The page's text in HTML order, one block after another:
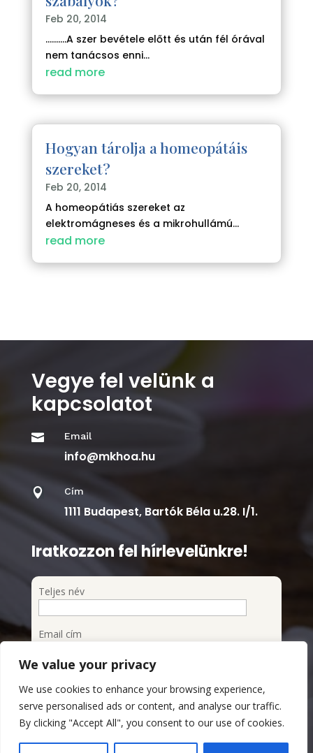
We value your privacy
We use cookies to enhance your browsing experience,
serve personalised ads or content, and analyse our traffic.
By clicking "Accept All", you consent to our use of cookies.
Feb 20, 2014
..........A szer bevétele előtt és után fél órával
nem tanácsos enni...
read more
Hogyan tárolja a homeopátáis
szereket?
Feb 20, 2014
A homeopátiás szereket az
elektromágneses és a mikrohullámú...
read more
Vegye fel velünk a
kapcsolatot
 Email
info@mkhoa.hu
 Cím
1111 Budapest, Bartók Béla u.28. I/1.
Iratkozzon fel hírlevelünkre!
Teljes név
Email cím
Megismertem és elfogadom az Adatvédelmi
szabályzatot
Adatvédelmi Szabályzat